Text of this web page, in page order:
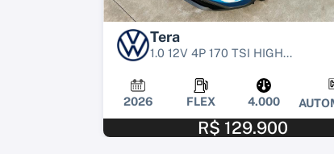
Tera
1.0 12V 4P 170 TSI HIGH...
2026 FLEX 4.000
R$ 129.900